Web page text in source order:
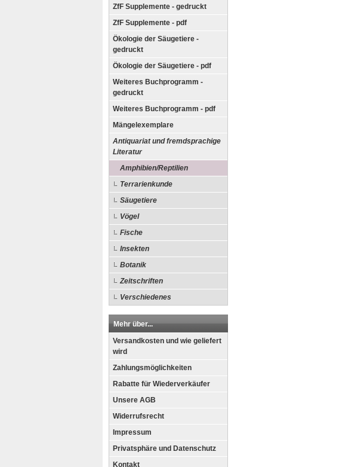
ZfF Supplemente - gedruckt
ZfF Supplemente - pdf
Ökologie der Säugetiere -
gedruckt
Ökologie der Säugetiere - pdf
Weiteres Buchprogramm -
gedruckt
Weiteres Buchprogramm - pdf
Mängelexemplare
Antiquariat und fremdsprachige
Literatur
Amphibien/Reptilien
Terrarienkunde
Säugetiere
Vögel
Fische
Insekten
Botanik
Zeitschriften
Verschiedenes
Mehr über...
Versandkosten und wie geliefert
wird
Zahlungsmöglichkeiten
Rabatte für Wiederverkäufer
Unsere AGB
Widerrufsrecht
Impressum
Privatsphäre und Datenschutz
Kontakt